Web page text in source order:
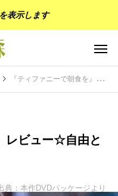
表示します
『ティファニーで朝食を』レビュー☆自由という名の心の檻
レビュー☆自由と
典：本作DVDパッケージより